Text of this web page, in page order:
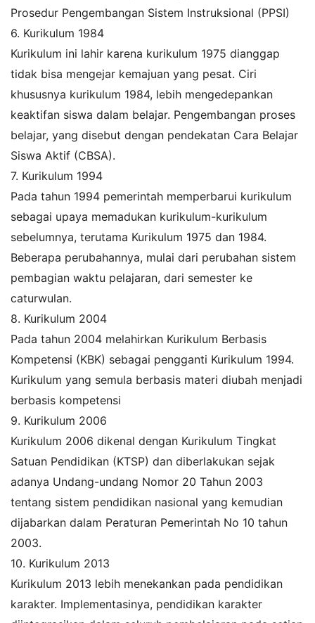
Prosedur Pengembangan Sistem Instruksional (PPSI)
6. Kurikulum 1984
Kurikulum ini lahir karena kurikulum 1975 dianggap
tidak bisa mengejar kemajuan yang pesat. Ciri
khususnya kurikulum 1984, lebih mengedepankan
keaktifan siswa dalam belajar. Pengembangan proses
belajar, yang disebut dengan pendekatan Cara Belajar
Siswa Aktif (CBSA).
7. Kurikulum 1994
Pada tahun 1994 pemerintah memperbarui kurikulum
sebagai upaya memadukan kurikulum-kurikulum
sebelumnya, terutama Kurikulum 1975 dan 1984.
Beberapa perubahannya, mulai dari perubahan sistem
pembagian waktu pelajaran, dari semester ke
caturwulan.
8. Kurikulum 2004
Pada tahun 2004 melahirkan Kurikulum Berbasis
Kompetensi (KBK) sebagai pengganti Kurikulum 1994.
Kurikulum yang semula berbasis materi diubah menjadi
berbasis kompetensi
9. Kurikulum 2006
Kurikulum 2006 dikenal dengan Kurikulum Tingkat
Satuan Pendidikan (KTSP) dan diberlakukan sejak
adanya Undang-undang Nomor 20 Tahun 2003
tentang sistem pendidikan nasional yang kemudian
dijabarkan dalam Peraturan Pemerintah No 10 tahun
2003.
10. Kurikulum 2013
Kurikulum 2013 lebih menekankan pada pendidikan
karakter. Implementasinya, pendidikan karakter